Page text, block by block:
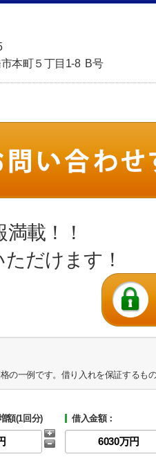
本町５丁目1-8 B号
載！！
だけます！
の一例です。借り入れを保証するも
額(1回分) 借入金額：